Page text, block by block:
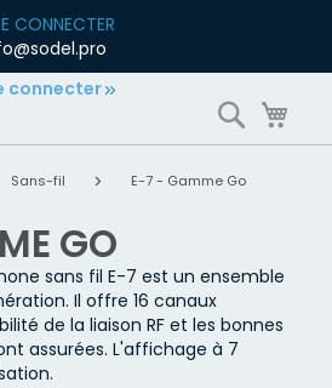
CONNECTER
connecter
Sans-fil E-7 - Gamme Go
GO
sans fil E-7 est un ensemble
Il offre 16 canaux
de la liaison RF et les bonnes
assurées. L'affichage à 7